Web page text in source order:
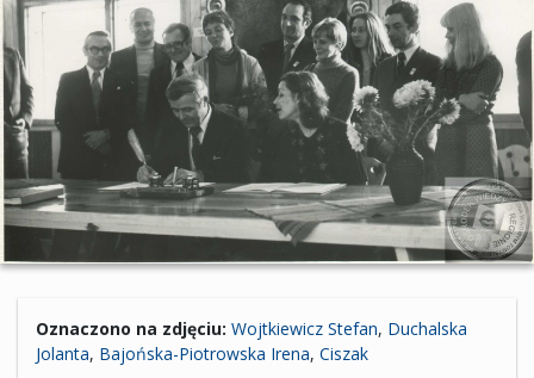
Oznaczono na zdjęciu: Wojtkiewicz Stefan, Duchalska
Jolanta, Bajońska-Piotrowska Irena, Ciszak